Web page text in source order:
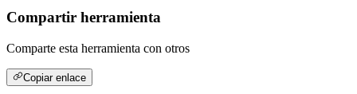
Compartir herramienta
Comparte esta herramienta con otros
Copiar enlace